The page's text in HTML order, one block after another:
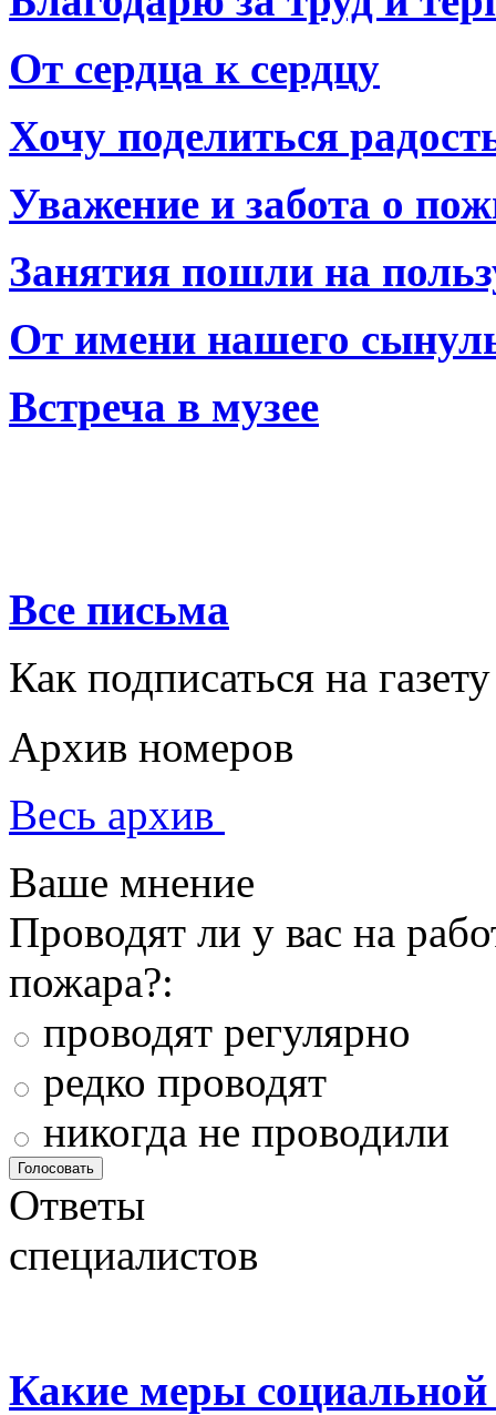
От сердца к сердцу
Хочу поделиться
Уважение и забота о
Занятия пошли на
От имени нашего
Встреча в музее
Все письма
Как подписаться на газету
Архив номеров
Весь архив
Ваше мнение
Проводят ли у вас на
пожара?:
проводят регулярно
редко проводят
никогда не проводили
Ответы
специалистов
Какие меры